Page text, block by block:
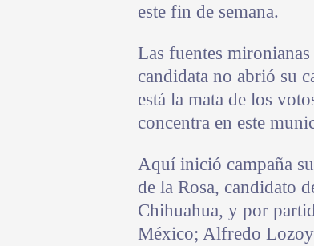
este fin de semana.
Las fuentes
candidata no abrió su
está la mata de los
concentra en este
Aquí inició campaña
de la Rosa, candidato
Chihuahua, y por
México; Alfredo